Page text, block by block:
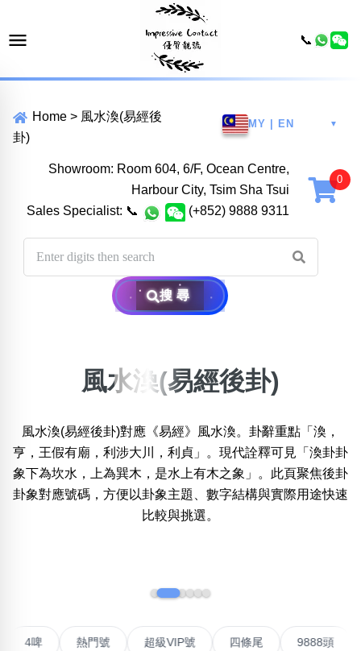
Home > 風水渙(易經後
卦)
MY | EN ▼
Showroom: Room 604, 6/F, Ocean Centre,
Harbour City, Tsim Sha Tsui
Sales Specialist: 📞 (+852) 9888 9311
搜尋
位置:
一 二 四 五 六 七 九 十
風水渙(易經後卦)
風水渙(易經後卦)對應《易經》風水渙。卦辭重點「渙，
亨，王假有廟，利涉大川，利貞」。現代詮釋可見「渙卦卦
象下為坎水，上為巽木，是水上有木之象」。此頁聚焦後卦
卦象對應號碼，方便以卦象主題、數字結構與實際用途快速
比較與挑選。
聯號 4啤 熱門號 超級VIP號 四條尾 9888
📞